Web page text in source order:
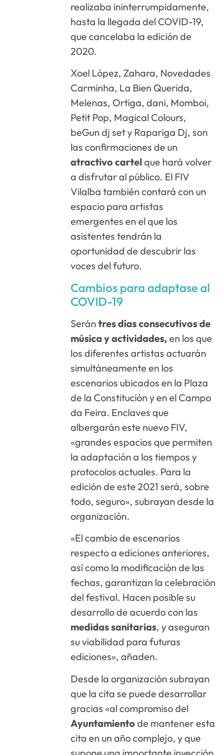
realizaba ininterrumpidamente,
hasta la llegada del COVID-19,
que cancelaba la edición de
2020.
Xoel López, Zahara, Novedades
Carminha, La Bien Querida,
Melenas, Ortiga, dani, Momboi,
Petit Pop, Magical Colours,
beGun dj set y Rapariga Dj, son
las confirmaciones de un
atractivo cartelque hará volver
a disfrutar al público. El FIV
Vilalba también contará con un
espacio para artistas
emergentes en el que los
asistentes tendrán la
oportunidad de descubrir las
voces del futuro.
Cambios para adaptase al
COVID-19
Serán tres días consecutivos de
música y actividades, en los que
los diferentes artistas actuarán
simultáneamente en los
escenarios ubicados en la Plaza
de la Constitución y en el Campo
da Feira. Enclaves que
albergarán este nuevo FIV,
«grandes espacios que permiten
la adaptación a los tiempos y
protocolos actuales. Para la
edición de este 2021 será, sobre
todo, seguro», subrayan desde la
organización.
«El cambio de escenarios
respecto a ediciones anteriores,
así como la modificación de las
fechas, garantizan la celebración
del festival. Hacen posible su
desarrollo de acuerdo con las
medidassanitarias, y aseguran
su viabilidad para futuras
ediciones», añaden.
Desde la organización subrayan
que la cita se puede desarrollar
gracias «al compromiso del
Ayuntamiento de mantener esta
cita en un año complejo, y que